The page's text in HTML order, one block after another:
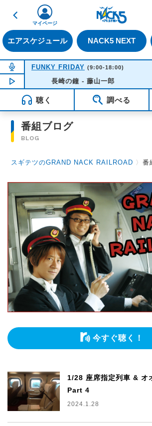
戻る
エアスケジュール NACK5 NEXT
マイページ
NOW ON AIR
FUNKY FRIDAY (9:00-18:00)
NOW PLAYING14:21
長崎の鐘 - 藤山一郎
聴く 調べる
番組ブログ
BLOG
スギテツのGRAND NACK RAILROAD 〉番
今すぐ聴く！
1/28 座席指定列車 & オ
Part 4
2024.1.28